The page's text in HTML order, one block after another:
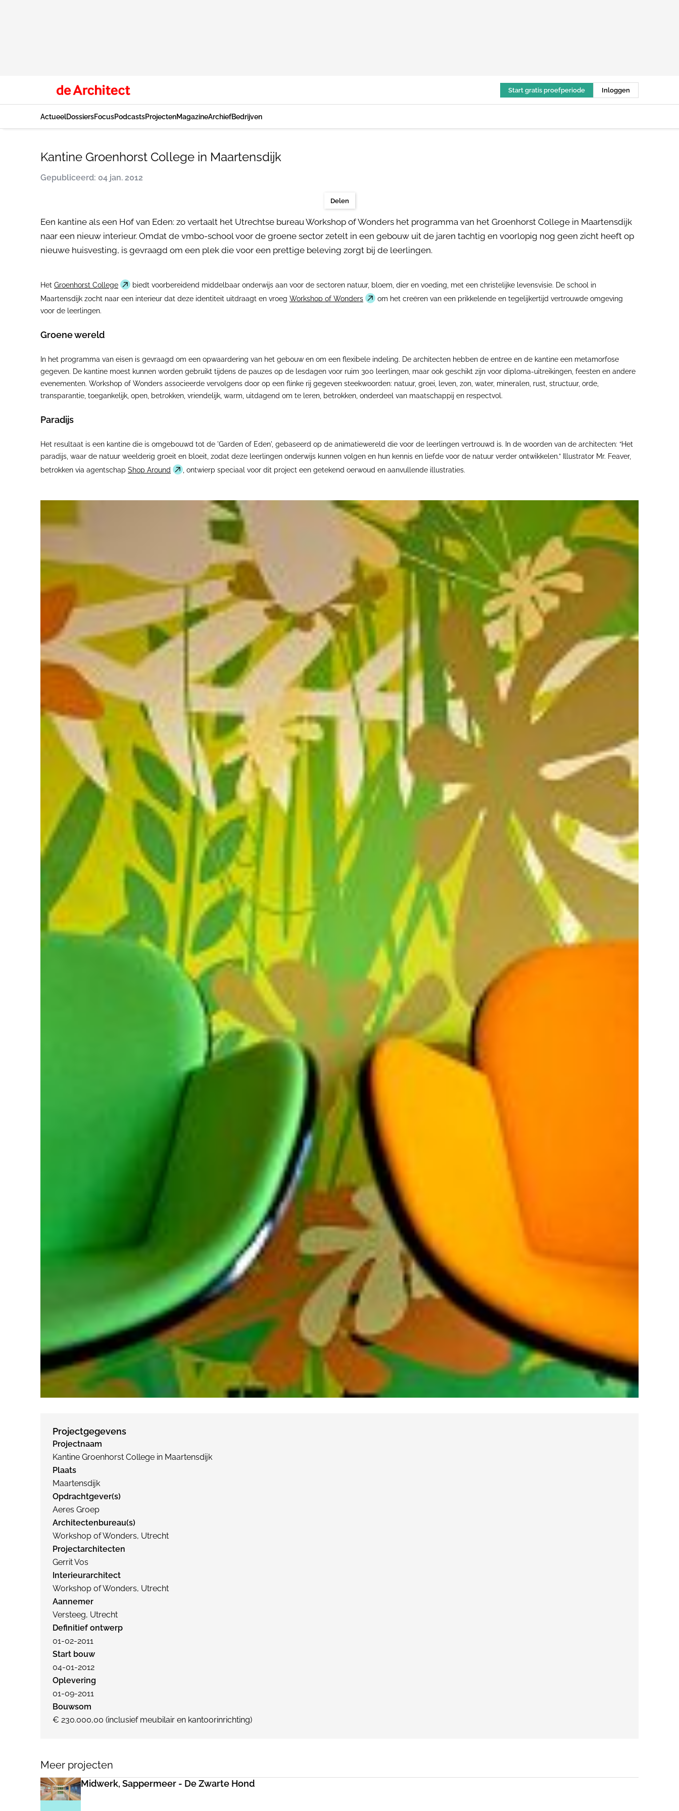
Start gratis proefperiode Inloggen
ActueelDossiersFocusPodcastsProjectenMagazineArchiefBedrijven
Kantine Groenhorst College in Maartensdijk
Gepubliceerd: 04 jan. 2012
Delen
Een kantine als een Hof van Eden: zo vertaalt het Utrechtse bureau Workshop of Wonders het programma van het Groenhorst College in Maartensdijk
naar een nieuw interieur. Omdat de vmbo-school voor de groene sector zetelt in een gebouw uit de jaren tachtig en voorlopig nog geen zicht heeft op
nieuwe huisvesting, is gevraagd om een plek die voor een prettige beleving zorgt bij de leerlingen.
Het Groenhorst College
biedt voorbereidend middelbaar onderwijs aan voor de sectoren natuur, bloem, dier en voeding, met een christelijke levensvisie. De school in
Maartensdijk zocht naar een interieur dat deze identiteit uitdraagt en vroeg Workshop of Wonders
om het creëren van een prikkelende en tegelijkertijd vertrouwde omgeving
voor de leerlingen.
Groene wereld
In het programma van eisen is gevraagd om een opwaardering van het gebouw en om een flexibele indeling. De architecten hebben de entree en de kantine een metamorfose
gegeven. De kantine moest kunnen worden gebruikt tijdens de pauzes op de lesdagen voor ruim 300 leerlingen, maar ook geschikt zijn voor diploma-uitreikingen, feesten en andere
evenementen. Workshop of Wonders associeerde vervolgens door op een flinke rij gegeven steekwoorden: natuur, groei, leven, zon, water, mineralen, rust, structuur, orde,
transparantie, toegankelijk, open, betrokken, vriendelijk, warm, uitdagend om te leren, betrokken, onderdeel van maatschappij en respectvol.
Paradijs
Het resultaat is een kantine die is omgebouwd tot de 'Garden of Eden', gebaseerd op de animatiewereld die voor de leerlingen vertrouwd is. In de woorden van de architecten: “Het
paradijs, waar de natuur weelderig groeit en bloeit, zodat deze leerlingen onderwijs kunnen volgen en hun kennis en liefde voor de natuur verder ontwikkelen.” Illustrator Mr. Feaver,
betrokken via agentschap Shop Around , ontwierp speciaal voor dit project een getekend oerwoud en aanvullende illustraties.
Projectgegevens
Projectnaam
Kantine Groenhorst College in Maartensdijk
Plaats
Maartensdijk
Opdrachtgever(s)
Aeres Groep
Architectenbureau(s)
Workshop of Wonders, Utrecht
Projectarchitecten
Gerrit Vos
Interieurarchitect
Workshop of Wonders, Utrecht
Aannemer
Versteeg, Utrecht
Definitief ontwerp
01-02-2011
Start bouw
04-01-2012
Oplevering
01-09-2011
Bouwsom
€ 230.000,00 (inclusief meubilair en kantoorinrichting)
Meer projecten
Midwerk, Sappermeer - De Zwarte Hond